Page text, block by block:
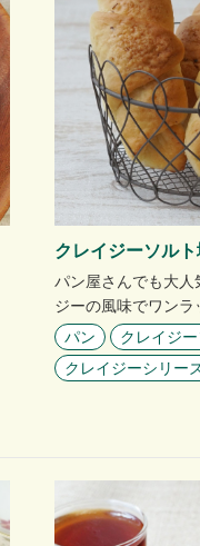
クレイジーソル
パン屋さんでも大人
ジーの風味でワン
パン
クレイジー
クレイジーシリー